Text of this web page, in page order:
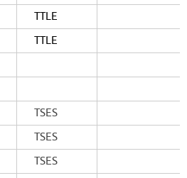
TTLE
TTLE
TSES
TSES
TSES